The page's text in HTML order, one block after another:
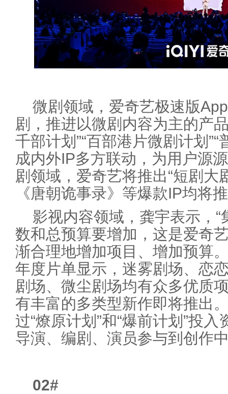
微剧领域，爱奇艺极速版
剧，推进以微剧内容为主的产
千部计划”“百部港片微剧计划
成内外IP多方联动，为用户源
剧领域，爱奇艺将推出“短剧大
《唐朝诡事录》等爆款IP均将
影视内容领域，龚宇表示，
数和总预算要增加，这是爱奇
渐合理地增加项目、增加预算
年度片单显示，迷雾剧场、恋
剧场、微尘剧场均有众多优质
有丰富的多类型新作即将推出
过“燎原计划”和“爆前计划”投
导演、编剧、演员参与到创作
02#